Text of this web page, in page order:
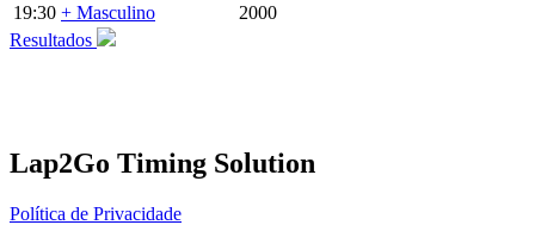
19:30 + Masculino
2000
Resultados
Lap2Go Timing Solution
Política de Privacidade